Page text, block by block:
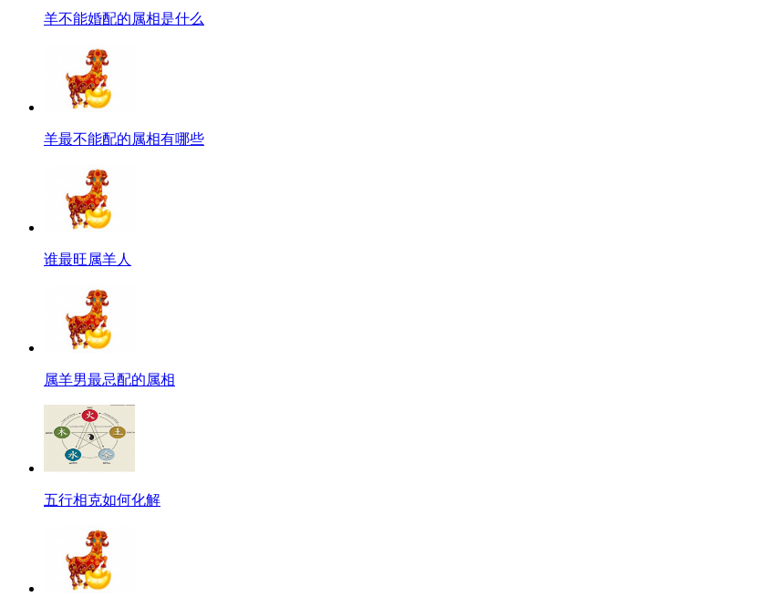
羊不能婚配的属相是什么
羊最不能配的属相有哪些
谁最旺属羊人
属羊男最忌配的属相
五行相克如何化解